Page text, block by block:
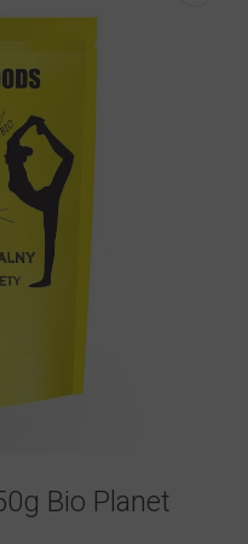
Bio Planet